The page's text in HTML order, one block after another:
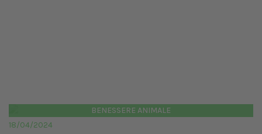
BENESSERE ANIMALE
18/04/2024